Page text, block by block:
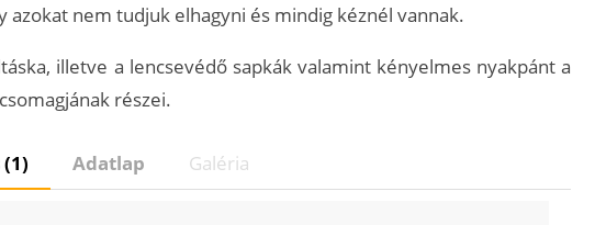
nem tudjuk elhagyni és mindig kéznél vannak.
illetve a lencsevédő sapkák valamint kényelmes nyakpánt a
részei.
Adatlap Galéria